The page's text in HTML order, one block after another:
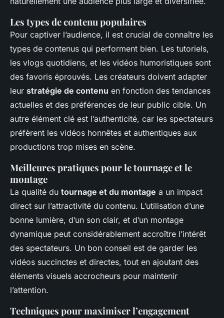
Les types de contenu populaires
Pour captiver l’audience, il est crucial de connaître les
types de contenus qui performent bien. Les tutoriels,
les vlogs quotidiens, et les vidéos humoristiques sont
des favoris éprouvés. Les créateurs doivent adapter
leur stratégie de contenu en fonction des tendances
actuelles et des préférences de leur public cible. Un
autre élément clé est l’authenticité, car les spectateurs
préfèrent les vidéos honnêtes et authentiques aux
productions trop mises en scène.
Meilleures pratiques pour le tournage et le
montage
La qualité du tournage et du montage a un impact
direct sur l’attractivité du contenu. L’utilisation d’une
bonne lumière, d’un son clair, et d’un montage
dynamique peut considérablement accroître l’intérêt
des spectateurs. Un bon conseil est de garder les
vidéos succinctes et directes, tout en ajoutant des
éléments visuels accrocheurs pour maintenir
l’attention.
Techniques pour maximiser l’engagement